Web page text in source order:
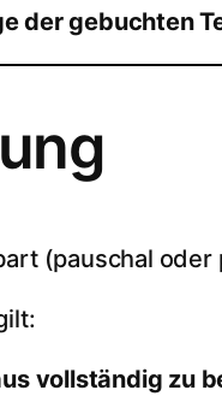
der gebuchten
(pauschal oder
vollständig zu